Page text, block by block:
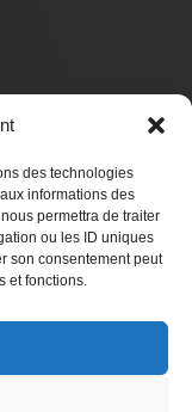
des technologies
informations des
permettra de traiter
ou les ID uniques
son consentement peut
et fonctions.